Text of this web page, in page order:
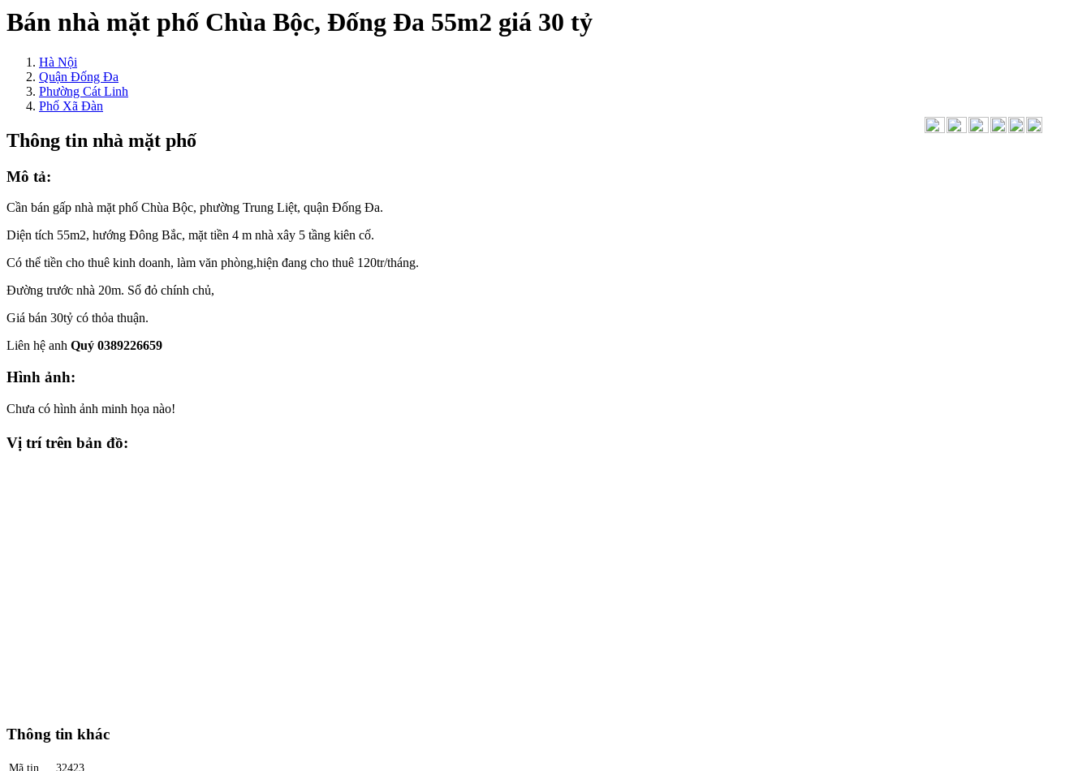
Bán nhà mặt phố Chùa Bộc, Đống Đa 55m2 giá 30 tỷ
Hà Nội
Quận Đống Đa
Phường Cát Linh
Phố Xã Đàn
Thông tin nhà mặt phố
Mô tả:
Cần bán gấp nhà mặt phố Chùa Bộc, phường Trung Liệt, quận Đống Đa.
Diện tích 55m2, hướng Đông Bắc, mặt tiền 4 m nhà xây 5 tầng kiên cố.
Có thể tiền cho thuê kinh doanh, làm văn phòng,hiện đang cho thuê 120tr/tháng.
Đường trước nhà 20m. Sổ đỏ chính chủ,
Giá bán 30tỷ có thỏa thuận.
Liên hệ anh Quý 0389226659
Hình ảnh:
Chưa có hình ảnh minh họa nào!
Vị trí trên bản đồ:
Thông tin khác
Mã tin
32423